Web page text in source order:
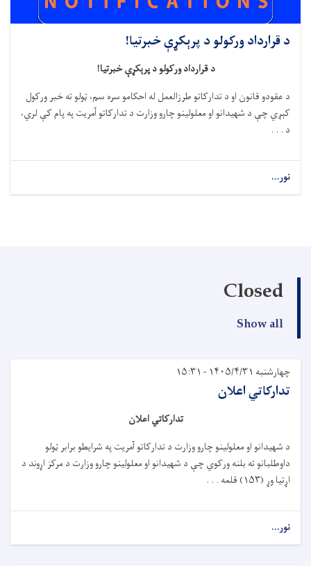
د قرارداد ورکولو د پرېکړې خبرتیا!
د قرارداد ورکولو د پرېکړې خبرتیا!
د عقودو قانون او د تدارکاتو طرزالعمل له احکامو سره سم، ټولو ته خبر ورکول
کېږي چې د شهیدانو او معلولینو چارو وزارت د تدارکاتو آمریت په پام کې لري،
د . . .
نور...
Closed
Show all
چهارشنبه ۱۴۰۵/۴/۳۱ - ۱۵:۳۱
تدارکاتي اعلان
تدارکاتي اعلان
د شهیدانو او معلولینو چارو وزارت د تدارکاتو آمریت په شرایطو برابر ټولو
داوطلبانو ته بلنه ورکوي چې د شهیدانو او معلولینو چارو وزارت د مرکز اړوند د
اړتیا وړ (۱۵۳) قلمه . . .
نور...